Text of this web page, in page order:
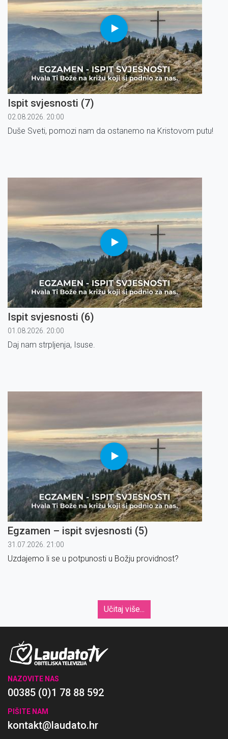
Ispit svjesnosti (7)
02.08.2026. 20:00
Duše Sveti, pomozi nam da ostanemo na Kristovom putu!
Ispit svjesnosti (6)
01.08.2026. 20:00
Daj nam strpljenja, Isuse.
Egzamen – ispit svjesnosti (5)
31.07.2026. 21:00
Uzdajemo li se u potpunosti u Božju providnost?
Učitaj više...
NAZOVITE NAS
00385 (0)1 78 88 592
PIŠITE NAM
kontakt@laudato.hr